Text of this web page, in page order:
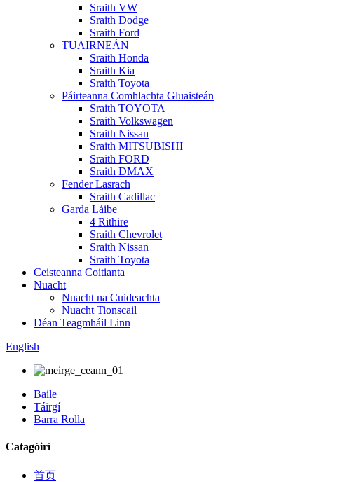
Sraith VW
Sraith Dodge
Sraith Ford
TUAIRNEÁN
Sraith Honda
Sraith Kia
Sraith Toyota
Páirteanna Comhlachta Gluaisteán
Sraith TOYOTA
Sraith Volkswagen
Sraith Nissan
Sraith MITSUBISHI
Sraith FORD
Sraith DMAX
Fender Lasrach
Sraith Cadillac
Garda Láibe
4 Rithire
Sraith Chevrolet
Sraith Nissan
Sraith Toyota
Ceisteanna Coitianta
Nuacht
Nuacht na Cuideachta
Nuacht Tionscail
Déan Teagmháil Linn
English
Baile
Táirgí
Barra Rolla
Catagóirí
首页